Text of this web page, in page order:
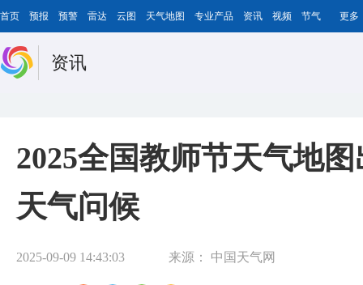
首页 预报 预警 雷达 云图 天气地图 专业产品 资讯 视频 节气 更多
资讯
2025全国教师节天气地
天气问候
2025-09-09 14:43:03 来源： 中国天气网